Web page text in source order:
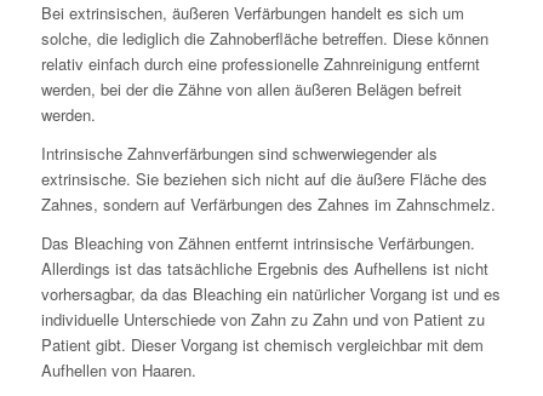
Bei extrinsischen, äußeren Verfärbungen handelt es sich um
solche, die lediglich die Zahnoberfläche betreffen. Diese können
relativ einfach durch eine professionelle Zahnreinigung entfernt
werden, bei der die Zähne von allen äußeren Belägen befreit
werden.
Intrinsische Zahnverfärbungen sind schwerwiegender als
extrinsische. Sie beziehen sich nicht auf die äußere Fläche des
Zahnes, sondern auf Verfärbungen des Zahnes im Zahnschmelz.
Das Bleaching von Zähnen entfernt intrinsische Verfärbungen.
Allerdings ist das tatsächliche Ergebnis des Aufhellens ist nicht
vorhersagbar, da das Bleaching ein natürlicher Vorgang ist und es
individuelle Unterschiede von Zahn zu Zahn und von Patient zu
Patient gibt. Dieser Vorgang ist chemisch vergleichbar mit dem
Aufhellen von Haaren.